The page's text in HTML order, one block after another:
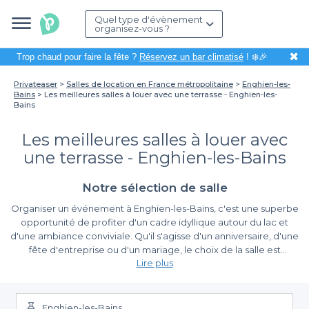
Quel type d'évènement
organisez-vous ?
Trop chaud pour faire la fête ? Réservez un bar climatisé! ❄️🎉 ✖
Privateaser Salles de location en France métropolitaine
Enghien-les-
Bains
Les meilleures salles à louer avec une terrasse - Enghien-les-
Bains
Les meilleures salles à louer avec
une terrasse - Enghien-les-Bains
Notre sélection de salle
Organiser un événement à Enghien-les-Bains, c'est une superbe
opportunité de profiter d'un cadre idyllique autour du lac et
d'une ambiance conviviale. Qu'il s'agisse d'un anniversaire, d'une
fête d'entreprise ou d'un mariage, le choix de la salle est
essentiel pour créer un moment mémorable. Si vous désirez
est une excellente idée. Elle offre un espace de détente et de
convivialité idéal pour vos convives.
Un large choix de salles à louer avec terrasse
Lire plus